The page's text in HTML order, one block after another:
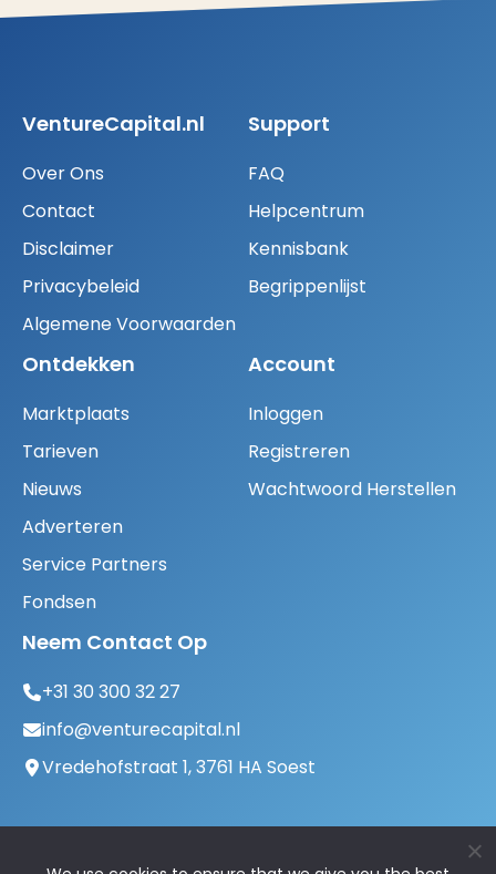
VentureCapital.nl
Over Ons
Contact
Disclaimer
Privacybeleid
Algemene Voorwaarden
Support
FAQ
Helpcentrum
Kennisbank
Begrippenlijst
Ontdekken
Marktplaats
Tarieven
Nieuws
Adverteren
Service Partners
Fondsen
Account
Inloggen
Registreren
Wachtwoord Herstellen
Neem Contact Op
+31 30 300 32 27
info@venturecapital.nl
Vredehofstraat 1, 3761 HA Soest